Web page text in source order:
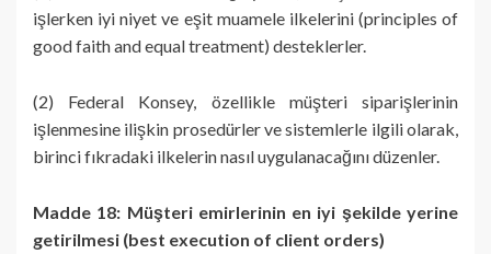
işlerken iyi niyet ve eşit muamele ilkelerini (principles of
good faith and equal treatment) desteklerler.
(2) Federal Konsey, özellikle müşteri siparişlerinin
işlenmesine ilişkin prosedürler ve sistemlerle ilgili olarak,
birinci fıkradaki ilkelerin nasıl uygulanacağını düzenler.
Madde 18: Müşteri emirlerinin en iyi şekilde yerine
getirilmesi (best execution of client orders)